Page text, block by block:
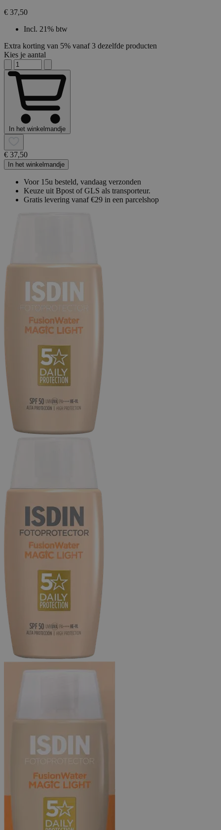
€ 37,50
Incl. 21% btw
Extra korting van 5% vanaf 3 dezelfde producten
Kies je aantal
In het winkelmandje
€ 37,50
In het winkelmandje
Voor 15u besteld, vandaag verzonden
Keuze uit Bpost of GLS als transporteur.
Gratis levering vanaf €29 in een parcelshop